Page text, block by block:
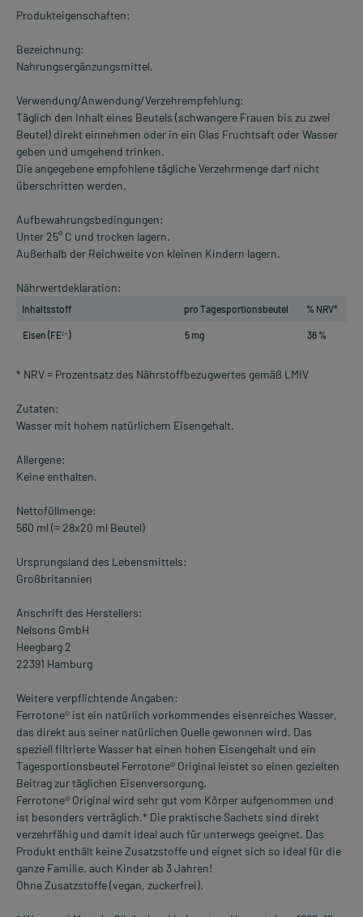
Produkteigenschaften:
Bezeichnung:
Nahrungsergänzungsmittel.
Verwendung/Anwendung/Verzehrempfehlung:
Täglich den Inhalt eines Beutels (schwangere Frauen bis zu zwei
Beutel) direkt einnehmen oder in ein Glas Fruchtsaft oder Wasser
geben und umgehend trinken.
Die angegebene empfohlene tägliche Verzehrmenge darf nicht
überschritten werden.
Aufbewahrungsbedingungen:
Unter 25° C und trocken lagern.
Außerhalb der Reichweite von kleinen Kindern lagern.
Nährwertdeklaration:
Inhaltsstoff pro Tagesportionsbeutel % NRV*
Eisen (FE2+ ) 5 mg 36 %
* NRV = Prozentsatz des Nährstoffbezugwertes gemäß LMIV
Zutaten:
Wasser mit hohem natürlichem Eisengehalt.
Allergene:
Keine enthalten.
Nettofüllmenge:
560 ml (= 28x20 ml Beutel)
Ursprungsland des Lebensmittels:
Großbritannien
Anschrift des Herstellers:
Nelsons GmbH
Heegbarg 2
22391 Hamburg
Weitere verpflichtende Angaben:
Ferrotone® ist ein natürlich vorkommendes eisenreiches Wasser,
das direkt aus seiner natürlichen Quelle gewonnen wird. Das
speziell filtrierte Wasser hat einen hohen Eisengehalt und ein
Tagesportionsbeutel Ferrotone® Original leistet so einen gezielten
Beitrag zur täglichen Eisenversorgung.
Ferrotone® Original wird sehr gut vom Körper aufgenommen und
ist besonders verträglich.* Die praktische Sachets sind direkt
verzehrfähig und damit ideal auch für unterwegs geeignet. Das
Produkt enthält keine Zusatzstoffe und eignet sich so ideal für die
ganze Familie, auch Kinder ab 3 Jahren!
Ohne Zusatzstoffe (vegan, zuckerfrei).